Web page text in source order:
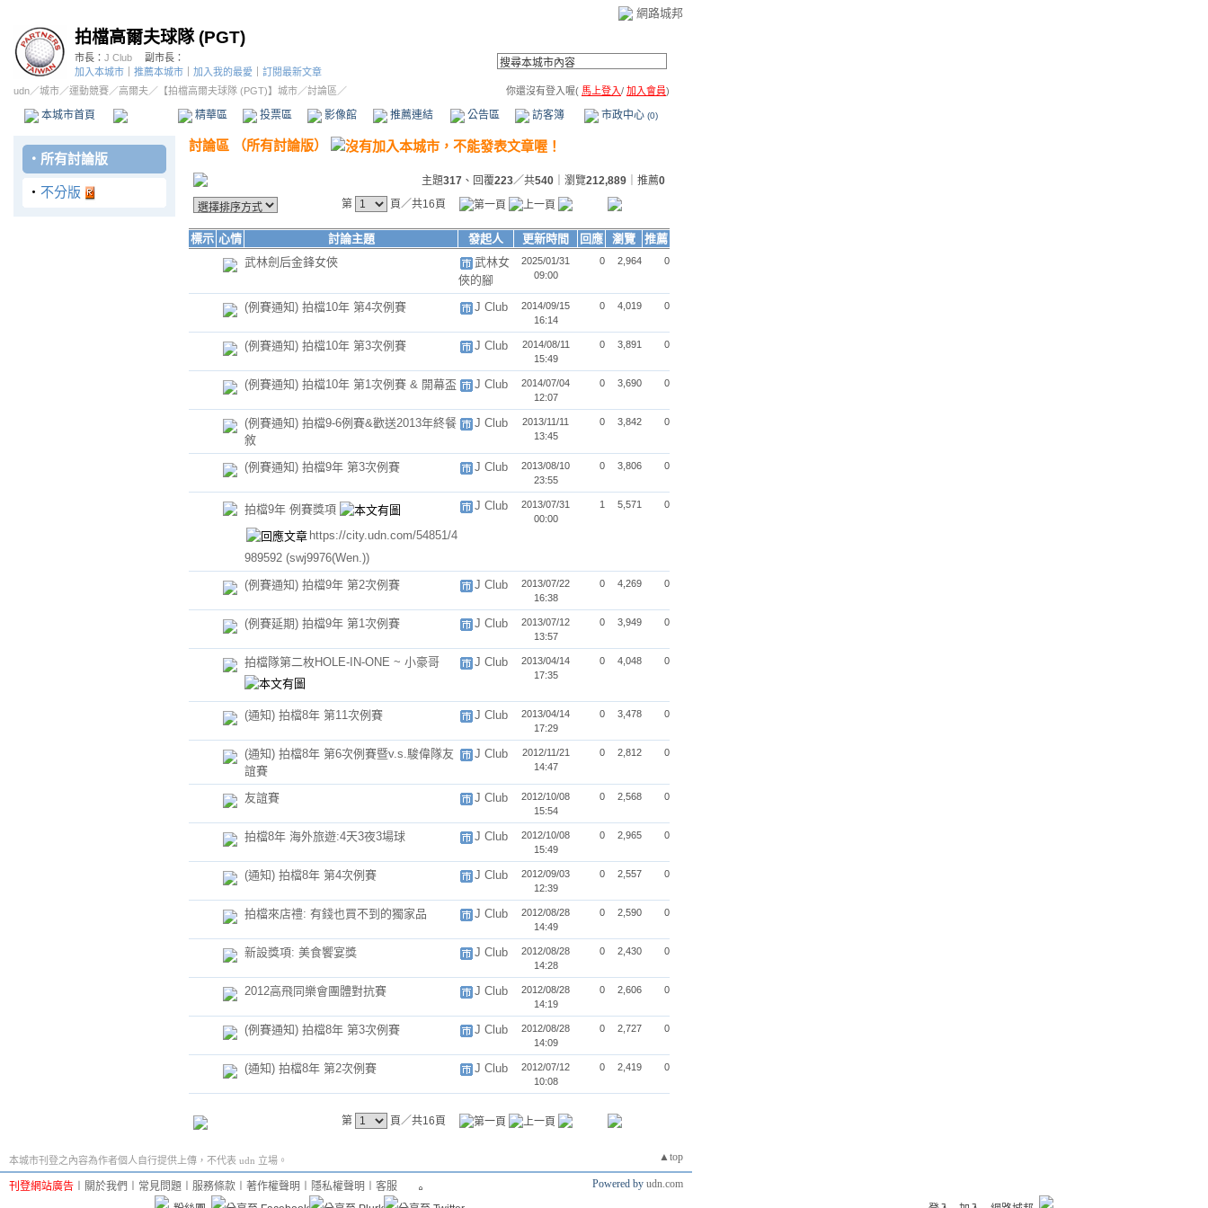
網路城邦
拍檔高爾夫球隊 (PGT)
市長： J Club
副市長：
加入本城市
推薦本城市 加入我的最愛
訂閱最新文章
udn／城市／運動競賽／高爾夫／ 【拍檔高爾夫球隊 (PGT)】城市／討論區／ 你還沒有登入喔( 馬上登入/ 加入會員)
本城市首頁 精華區 投票區 影像館 推薦連結 公告區 訪客簿 市政中心 (0)
‧ 所有討論版
‧ 不分版
討論區 （所有討論版）
主題317 、回覆223／共540 ｜瀏覽212,889 ｜推薦0
第
頁／共16頁
標示 心情 討論主題 發起人 更新時間 回應 瀏覽
推薦
武林劍后金鋒女俠
武林女
俠的腳
2025/01/31
09:00
0 2,964 0
(例賽通知) 拍檔10年 第4次例賽 J Club
2014/09/15
16:14
0 4,019 0
(例賽通知) 拍檔10年 第3次例賽 J Club
2014/08/11
15:49
0 3,891 0
(例賽通知) 拍檔10年 第1次例賽 & 開幕盃 J Club
2014/07/04
12:07
0 3,690 0
(例賽通知) 拍檔9-6例賽&歡送2013年終餐
敘
J Club
2013/11/11
13:45
0 3,842 0
(例賽通知) 拍檔9年 第3次例賽 J Club
2013/08/10
23:55
0 3,806 0
拍檔9年 例賽獎項
https://city.udn.com/54851/4
989592 (swj9976(Wen.))
J Club
2013/07/31
00:00
1 5,571 0
(例賽通知) 拍檔9年 第2次例賽 J Club
2013/07/22
16:38
0 4,269 0
(例賽延期) 拍檔9年 第1次例賽 J Club
2013/07/12
13:57
0 3,949 0
拍檔隊第二枚HOLE-IN-ONE ~ 小豪哥 J Club
2013/04/14
17:35
0 4,048 0
(通知) 拍檔8年 第11次例賽 J Club
2013/04/14
17:29
0 3,478 0
(通知) 拍檔8年 第6次例賽暨v.s.駿偉隊友
誼賽
J Club
2012/11/21
14:47
0 2,812 0
友誼賽 J Club
2012/10/08
15:54
0 2,568 0
拍檔8年 海外旅遊:4天3夜3場球 J Club
2012/10/08
15:49
0 2,965 0
(通知) 拍檔8年 第4次例賽 J Club
2012/09/03
12:39
0 2,557 0
拍檔來店禮: 有錢也買不到的獨家品 J Club
2012/08/28
14:49
0 2,590 0
新設獎項: 美食饗宴獎 J Club
2012/08/28
14:28
0 2,430 0
2012高飛同樂會團體對抗賽 J Club
2012/08/28
14:19
0 2,606 0
(例賽通知) 拍檔8年 第3次例賽 J Club
2012/08/28
14:09
0 2,727 0
(通知) 拍檔8年 第2次例賽 J Club
2012/07/12
10:08
0 2,419 0
第 頁／共16頁
▲top
本城市刊登之內容為作者個人自行提供上傳，不代表 udn 立場。
刊登網站廣告 關於我們 常見問題 服務條款 著作權聲明 隱私權聲明 客服 Powered by udn.com